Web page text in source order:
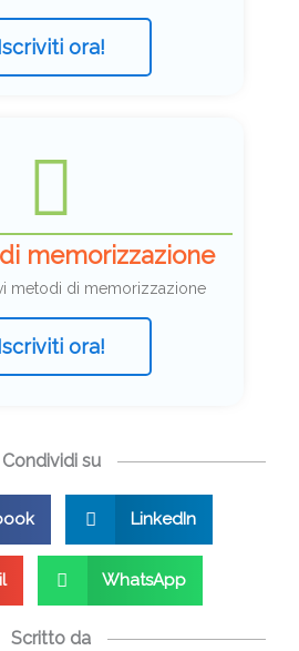
Iscriviti ora!
memorizzazione
metodi di memorizzazione
ora!
Condividi su
LinkedIn
WhatsApp
Scritto da